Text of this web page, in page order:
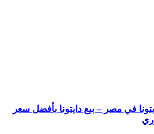
في مصر – بيع دايتونا بأفضل سعر